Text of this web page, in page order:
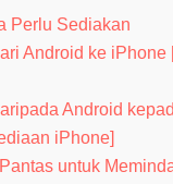
Perlu Sediakan
Android ke iPhone
Android
iPhone]
untuk